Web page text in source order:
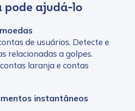
pode ajudá-lo
de usuários. Detecte e
relacionadas a golpes.
laranja e contas
instantâneos